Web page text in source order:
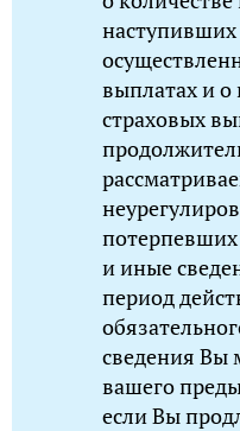
наступивших
выплатах и
страховых
потерпевших
и иные
период
сведения Вы
вашего
если Вы